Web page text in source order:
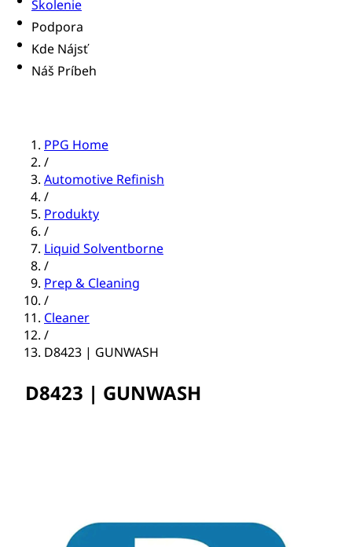
Školenie
Podpora
Kde Nájsť
Náš Príbeh
PPG Home
/
Automotive Refinish
/
Produkty
/
Liquid Solventborne
/
Prep & Cleaning
/
Cleaner
/
D8423 | GUNWASH
D8423 | GUNWASH